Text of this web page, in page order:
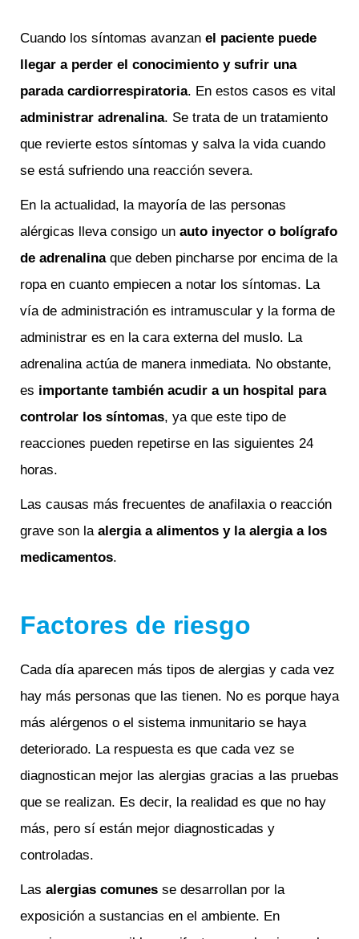
Cuando los síntomas avanzan el paciente puede
llegar a perder el conocimiento y sufrir una
parada cardiorrespiratoria. En estos casos es vital
administrar adrenalina. Se trata de un tratamiento
que revierte estos síntomas y salva la vida cuando
se está sufriendo una reacción severa.
En la actualidad, la mayoría de las personas
alérgicas lleva consigo un auto inyector o bolígrafo
de adrenalinaque deben pincharse por encima de la
ropa en cuanto empiecen a notar los síntomas. La
vía de administración es intramuscular y la forma de
administrar es en la cara externa del muslo. La
adrenalina actúa de manera inmediata. No obstante,
es importante también acudir a un hospital para
controlar los síntomas, ya que este tipo de
reacciones pueden repetirse en las siguientes 24
horas.
Las causas más frecuentes de anafilaxia o reacción
grave son la alergia a alimentos y la alergia a los
medicamentos.
Factores de riesgo
Cada día aparecen más tipos de alergias y cada vez
hay más personas que las tienen. No es porque haya
más alérgenos o el sistema inmunitario se haya
deteriorado. La respuesta es que cada vez se
diagnostican mejor las alergias gracias a las pruebas
que se realizan. Es decir, la realidad es que no hay
más, pero sí están mejor diagnosticadas y
controladas.
Las alergias comunes se desarrollan por la
exposición a sustancias en el ambiente. En